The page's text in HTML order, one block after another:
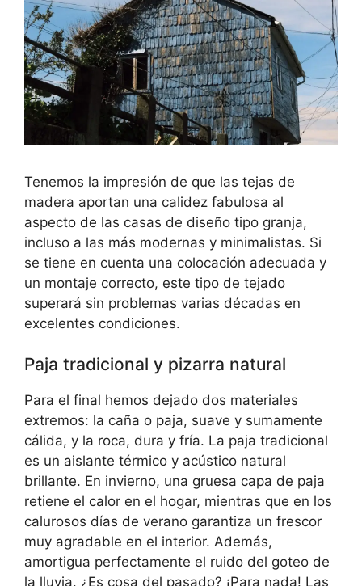
Tenemos la impresión de que las tejas de
madera aportan una calidez fabulosa al
aspecto de las casas de diseño tipo granja,
incluso a las más modernas y minimalistas. Si
se tiene en cuenta una colocación adecuada y
un montaje correcto, este tipo de tejado
superará sin problemas varias décadas en
excelentes condiciones.
Paja tradicional y pizarra natural
Para el final hemos dejado dos materiales
extremos: la caña o paja, suave y sumamente
cálida, y la roca, dura y fría. La paja tradicional
es un aislante térmico y acústico natural
brillante. En invierno, una gruesa capa de paja
retiene el calor en el hogar, mientras que en los
calurosos días de verano garantiza un frescor
muy agradable en el interior. Además,
amortigua perfectamente el ruido del goteo de
la lluvia. ¿Es cosa del pasado? ¡Para nada! Las